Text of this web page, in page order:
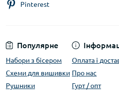
Популярне
Набори з бісером
Схеми для вишивки
Рушники
Оплата і
Про нас
Гурт / опт
Pinterest